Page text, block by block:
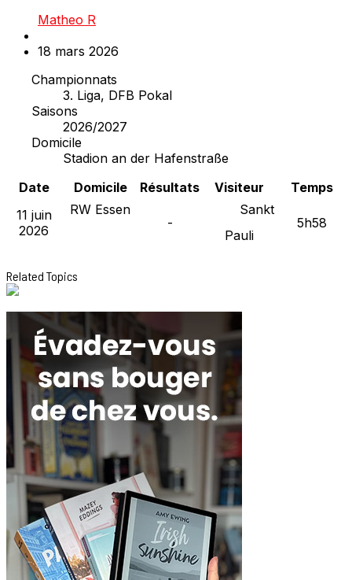
Matheo R
18 mars 2026
Championnats
3. Liga, DFB Pokal
Saisons
2026/2027
Domicile
Stadion an der Hafenstraße
Date
Domicile Résultats Visiteur
Temps
11 juin
2026
RW Essen
-
Sankt
Pauli
5h58
Related Topics